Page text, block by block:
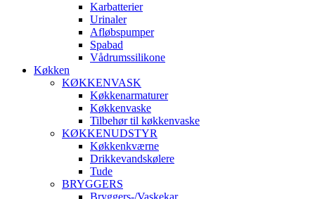
Karbatterier
Urinaler
Afløbspumper
Spabad
Vådrumssilikone
Køkken
KØKKENVASK
Køkkenarmaturer
Køkkenvaske
Tilbehør til køkkenvaske
KØKKENUDSTYR
Køkkenkværne
Drikkevandskølere
Tude
BRYGGERS
Bryggers-/Vaskekar